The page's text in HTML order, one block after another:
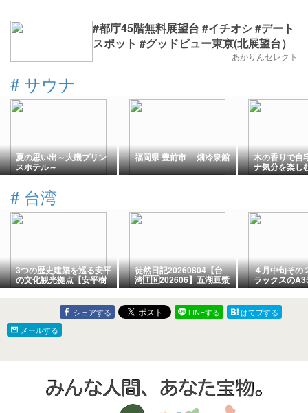
#都庁45階無料展望台 #イチオシ #デート
スポット #グッドビュー東京(北展望台）
あかりんセレクト
# サウナ
夏の思い出～大磯プリン
スホテル～
福岡県 豊前市 畑冷泉館 木の香りで自
ナ気分を楽し
# 台湾
3つの歴史建築を巡る安平
の文化観光拠点【安平樹
屋園区】＠台南
徒然日記20260804【台
湾🇹🇼202606】五湖豆漿
@南京復興・興安街 台北
の朝が始まる
４月中旬そ
ラックスの
1000“カーボ
機”)
シェアする LINEする
はてブする
メールする